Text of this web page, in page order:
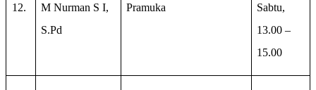
12.
M Nurman S I,
S.Pd
Pramuka
Sabtu,
13.00 –
15.00